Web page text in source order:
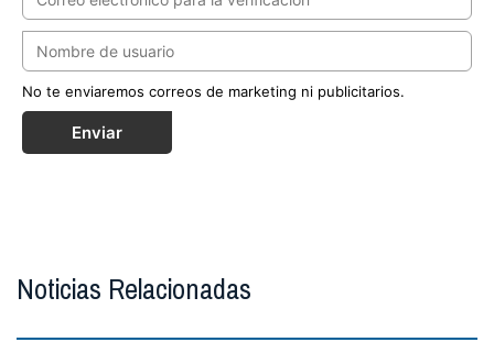
No te enviaremos correos de marketing ni publicitarios.
Enviar
Noticias Relacionadas